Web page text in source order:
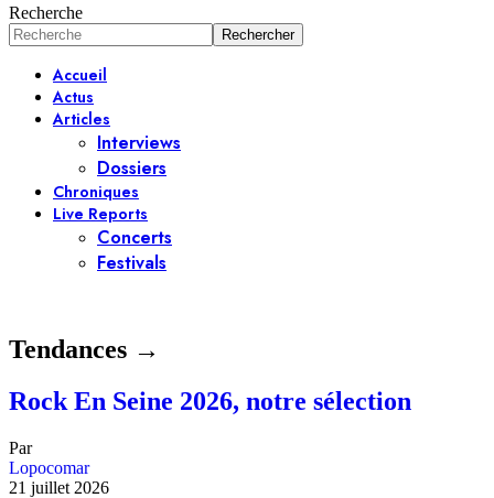
Recherche
Accueil
Actus
Articles
Interviews
Dossiers
Chroniques
Live Reports
Concerts
Festivals
Tendances →
Rock En Seine 2026, notre sélection
Par
Lopocomar
21 juillet 2026